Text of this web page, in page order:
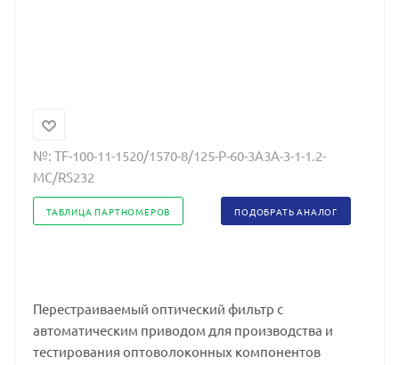
№: TF-100-11-1520/1570-8/125-P-60-3A3A-3-1-1.2-
MC/RS232
ТАБЛИЦА ПАРТНОМЕРОВ ПОДОБРАТЬ АНАЛОГ
Перестраиваемый оптический фильтр с
автоматическим приводом для производства и
тестирования оптоволоконных компонентов